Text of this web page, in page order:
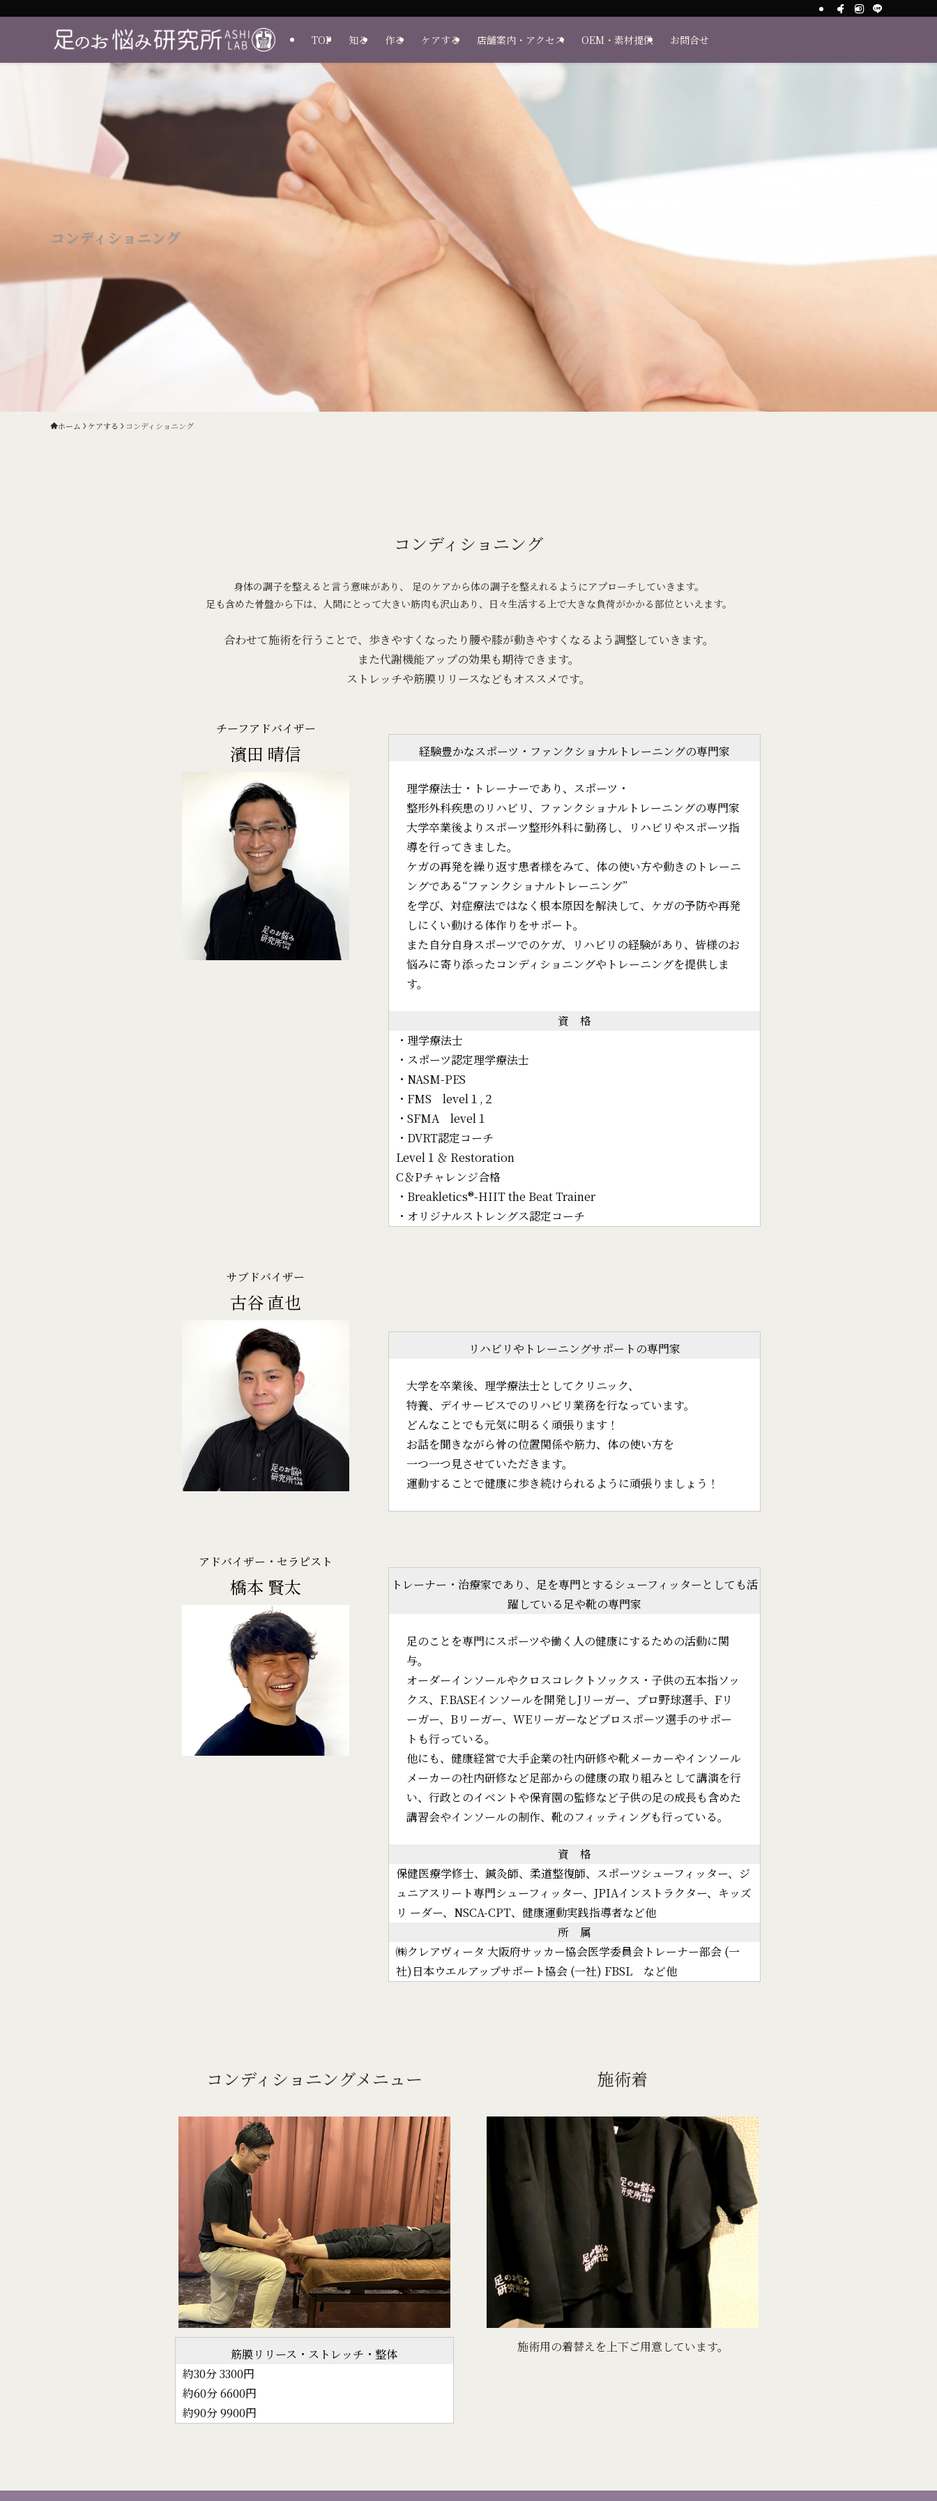
TOP 知る 作る ケアする 店舗案内・アクセス OEM・素材提供 お問合せ
コンディショニング
ホーム ケアする コンディショニング
コンディショニング
身体の調子を整えると言う意味があり、 足のケアから体の調子を整えれるようにアプローチしていきます。
足も含めた骨盤から下は、人間にとって大きい筋肉も沢山あり、日々生活する上で大きな負荷がかかる部位といえます。
合わせて施術を行うことで、歩きやすくなったり腰や膝が動きやすくなるよう調整していきます。
また代謝機能アップの効果も期待できます。
ストレッチや筋膜リリースなどもオススメです。
チーフアドバイザー
濱田 晴信 経験豊かなスポーツ・ファンクショナルトレーニングの専門家
理学療法士・トレーナーであり、スポーツ・
整形外科疾患のリハビリ、ファンクショナルトレーニングの専門家
大学卒業後よりスポーツ整形外科に勤務し、リハビリやスポーツ指
導を行ってきました。
ケガの再発を繰り返す患者様をみて、体の使い方や動きのトレーニ
ングである“ファンクショナルトレーニング”
を学び、対症療法ではなく根本原因を解決して、ケガの予防や再発
しにくい動ける体作りをサポート。
また自分自身スポーツでのケガ、リハビリの経験があり、皆様のお
悩みに寄り添ったコンディショニングやトレーニングを提供しま
す。
資 格
・理学療法士
・スポーツ認定理学療法士
・NASM-PES
・FMS level１,２
・SFMA level１
・DVRT認定コーチ
Level１＆ Restoration
C＆Pチャレンジ合格
・Breakletics®-HIIT the Beat Trainer
​​・オリジナルストレングス認定コーチ
サブドバイザー
古谷 直也
リハビリやトレーニングサポートの専門家
大学を卒業後、理学療法士としてクリニック、
特養、デイサービスでのリハビリ業務を行なっています。
どんなことでも元気に明るく頑張ります！
お話を聞きながら骨の位置関係や筋力、体の使い方を
一つ一つ見させていただきます。
運動することで健康に歩き続けられるように頑張りましょう！
アドバイザー・セラピスト
橋本 賢太
トレーナー・治療家であり、足を専門とするシューフィッターとしても活
躍している足や靴の専門家
足のことを専門にスポーツや働く人の健康にするための活動に関
与。
オーダーインソールやクロスコレクトソックス・子供の五本指ソッ
クス、F.BASEインソールを開発しJリーガー、プロ野球選手、Fリ
ーガー、Bリーガー、WEリーガーなどプロスポーツ選手のサポー
トも行っている。
他にも、健康経営で大手企業の社内研修や靴メーカーやインソール
メーカーの社内研修など足部からの健康の取り組みとして講演を行
い、行政とのイベントや保育園の監修など子供の足の成長も含めた
講習会やインソールの制作、靴のフィッティングも行っている。
資 格
保健医療学修士、鍼灸師、柔道整復師、スポーツシューフィッター、ジ
ュニアスリート専門シューフィッター、JPIAインストラクター、キッズ
リ ーダー、NSCA-CPT、健康運動実践指導者など他
所 属
㈱クレアヴィータ 大阪府サッカー協会医学委員会トレーナー部会 (一
社)日本ウエルアップサポート協会 (一社) FBSL など他
コンディショニングメニュー
筋膜リリース・ストレッチ・整体
約30分 3300円
約60分 6600円
約90分 9900円
施術着
施術用の着替えを上下ご用意しています。